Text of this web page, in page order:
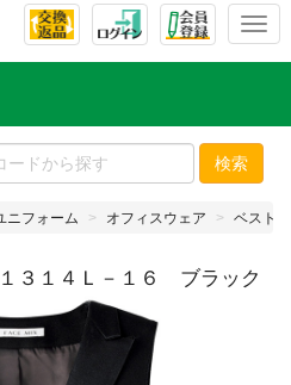
T
l
e
n
v
g
検索
ニフォーム オフィスウェア ベスト
１４Ｌ－１６ ブラック